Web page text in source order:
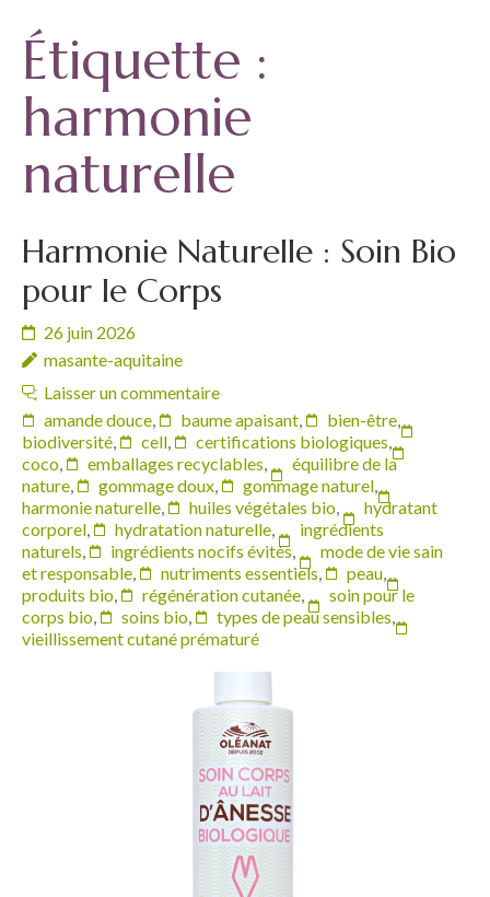
Étiquette :
harmonie
naturelle
Harmonie Naturelle : Soin Bio
pour le Corps
26 juin 2026
masante-aquitaine
Laisser un commentaire
amande douce, baume apaisant, bien-être,
biodiversité, cell, certifications biologiques,
coco, emballages recyclables,
équilibre de la
nature, gommage doux, gommage naturel,
harmonie naturelle, huiles végétales bio,
hydratant
corporel, hydratation naturelle,
ingrédients
naturels, ingrédients nocifs évités,
mode de vie sain
et responsable, nutriments essentiels, peau,
produits bio, régénération cutanée,
soin pour le
corps bio, soins bio, types de peau sensibles,
vieillissement cutané prématuré